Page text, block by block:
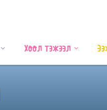
Хоол тэжээл